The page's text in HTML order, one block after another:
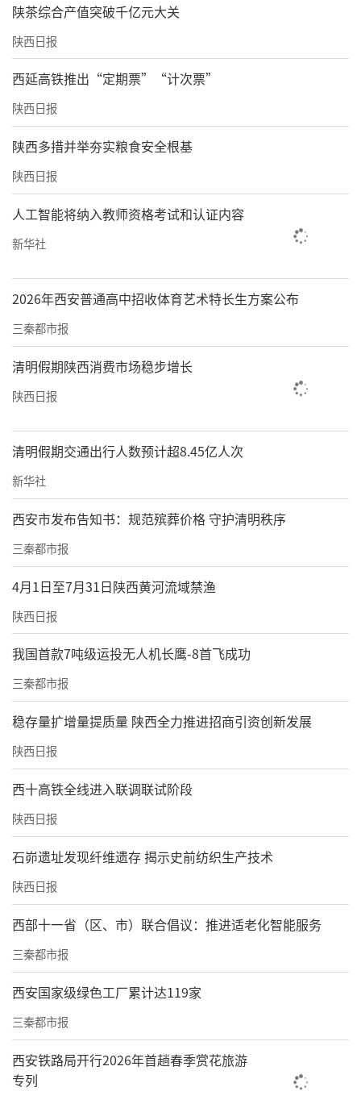
陕茶综合产值突破千亿元大关
陕西日报
西延高铁推出“定期票”“计次票”
陕西日报
陕西多措并举夯实粮食安全根基
陕西日报
人工智能将纳入教师资格考试和认证内容
新华社
2026年西安普通高中招收体育艺术特长生方案公布
三秦都市报
清明假期陕西消费市场稳步增长
陕西日报
清明假期交通出行人数预计超8.45亿人次
新华社
西安市发布告知书：规范殡葬价格 守护清明秩序
三秦都市报
4月1日至7月31日陕西黄河流域禁渔
陕西日报
我国首款7吨级运投无人机长鹰-8首飞成功
三秦都市报
稳存量扩增量提质量 陕西全力推进招商引资创新发展
陕西日报
西十高铁全线进入联调联试阶段
陕西日报
石峁遗址发现纤维遗存 揭示史前纺织生产技术
陕西日报
西部十一省（区、市）联合倡议：推进适老化智能服务
三秦都市报
西安国家级绿色工厂累计达119家
三秦都市报
西安铁路局开行2026年首趟春季赏花旅游
专列